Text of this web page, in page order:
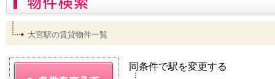
大宮駅の賃貸物件一覧
同条件で駅を変更する